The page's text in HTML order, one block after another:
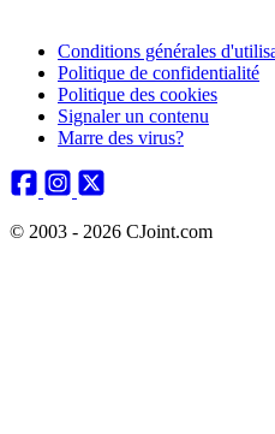
Conditions générales
Politique de confidentialité
Politique des cookies
Signaler un contenu
Marre des virus?
© 2003 - 2026 CJoint.com